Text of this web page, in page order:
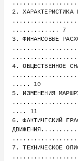
2. ХАРАКТЕРИСТИКА
............. 7
3. ФИНАНСОВЫЕ
4. ОБЩЕСТВЕННОЕ
..... 10
5. ИЗМЕНЕНИЯ
.... 11
6. ФАКТИЧЕСКИЙ
7. ТЕХНИЧЕСКОЕ